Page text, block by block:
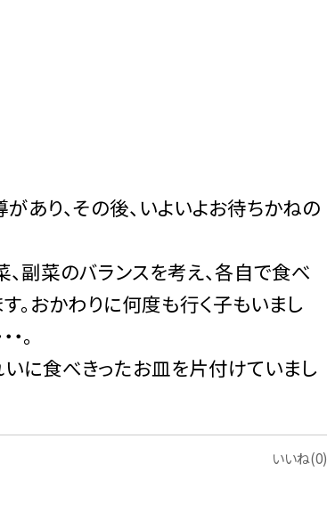
り、その後、いよいよお待ちかねの
副菜のバランスを考え、各自で食べ
。おかわりに何度も行く子もいまし
。
に食べきったお皿を片付けていまし
いいね(0)